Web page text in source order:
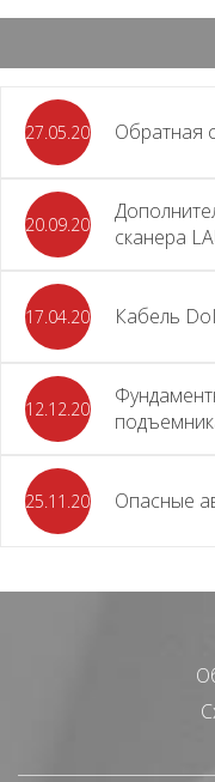
27.05.2026 Обратная
20.09.2025
сканера
17.04.2024 Кабель
12.12.2023
25.11.2023 Опасные